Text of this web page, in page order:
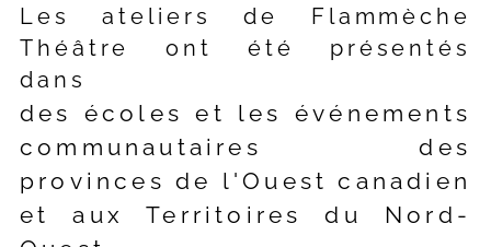
Les ateliers de Flammèche
Théâtre ont été présentés
dans
des écoles et les événements
communautaires des
provinces de l'Ouest canadien
et aux Territoires du Nord-